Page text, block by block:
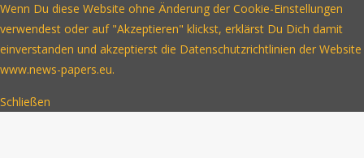
Wenn Du diese Website ohne Änderung der Cookie-Einstellungen
verwendest oder auf "Akzeptieren" klickst, erklärst Du Dich damit
einverstanden und akzeptierst die Datenschutzrichtlinien der Website
www.news-papers.eu.
Schließen